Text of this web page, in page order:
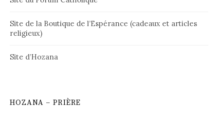
Site de la Boutique de l’Espérance (cadeaux et articles
religieux)
Site d’Hozana
HOZANA – PRIÈRE